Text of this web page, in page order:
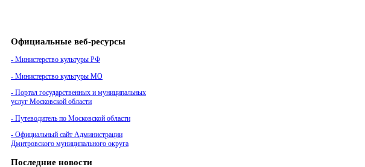
Официальные веб-ресурсы
- Министерство культуры РФ
- Министерство культуры МО
- Портал государственных и муниципальных
услуг Московской области
- Путеводитель по Московской области
- Официальный сайт Администрации
Дмитровского муниципального округа
Последние новости